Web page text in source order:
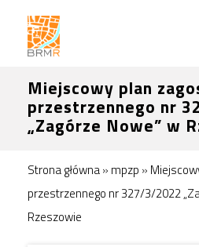
Miejscowy plan
przestrzennego nr
„Zagórze Nowe” w
Strona główna» mpzp »
przestrzennego nr 327/3/2022
Rzeszowie